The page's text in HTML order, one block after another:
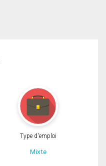
Type d'emploi
Mixte